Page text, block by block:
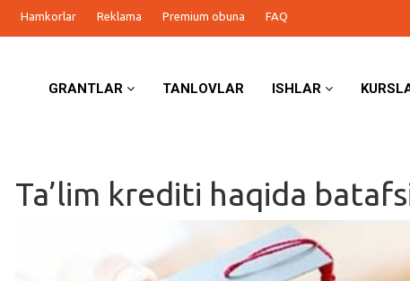
Hamkorlar Reklama Premium obuna FAQ
GRANTLAR TANLOVLAR ISHLAR
Ta’lim krediti haqida